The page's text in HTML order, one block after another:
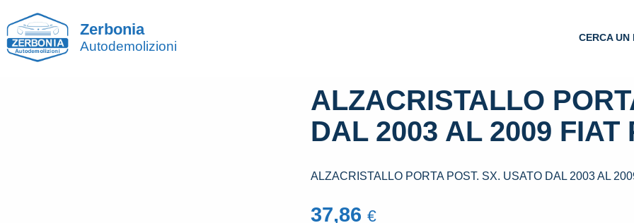
Zerbonia
Autodemolizioni
CERCA UN
ALZACRISTALLO
DAL 2003 AL 2009 FIAT
ALZACRISTALLO PORTA POST. SX. USATO DAL 2003 AL
37,86€